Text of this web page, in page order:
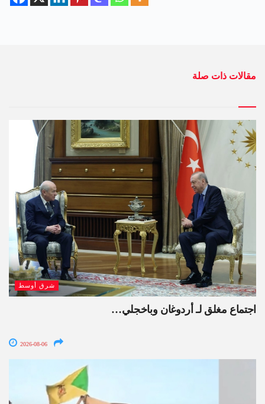
مقالات ذات صلة
شرق أوسط
اجتماع مغلق لـ أردوغان وباخجلي…
2026-08-06